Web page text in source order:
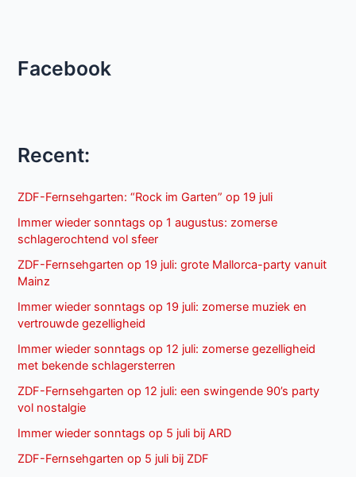
Facebook
Recent:
ZDF-Fernsehgarten: “Rock im Garten” op 19 juli
Immer wieder sonntags op 1 augustus: zomerse
schlagerochtend vol sfeer
ZDF-Fernsehgarten op 19 juli: grote Mallorca-party vanuit
Mainz
Immer wieder sonntags op 19 juli: zomerse muziek en
vertrouwde gezelligheid
Immer wieder sonntags op 12 juli: zomerse gezelligheid
met bekende schlagersterren
ZDF-Fernsehgarten op 12 juli: een swingende 90’s party
vol nostalgie
Immer wieder sonntags op 5 juli bij ARD
ZDF-Fernsehgarten op 5 juli bij ZDF